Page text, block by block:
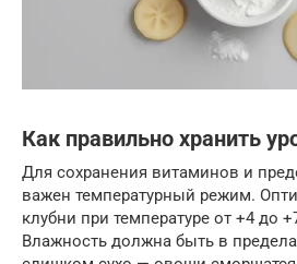
Как правильно хранить
Для сохранения витаминов и
важен температурный режим.
клубни при температуре от +4 до
Влажность должна быть в